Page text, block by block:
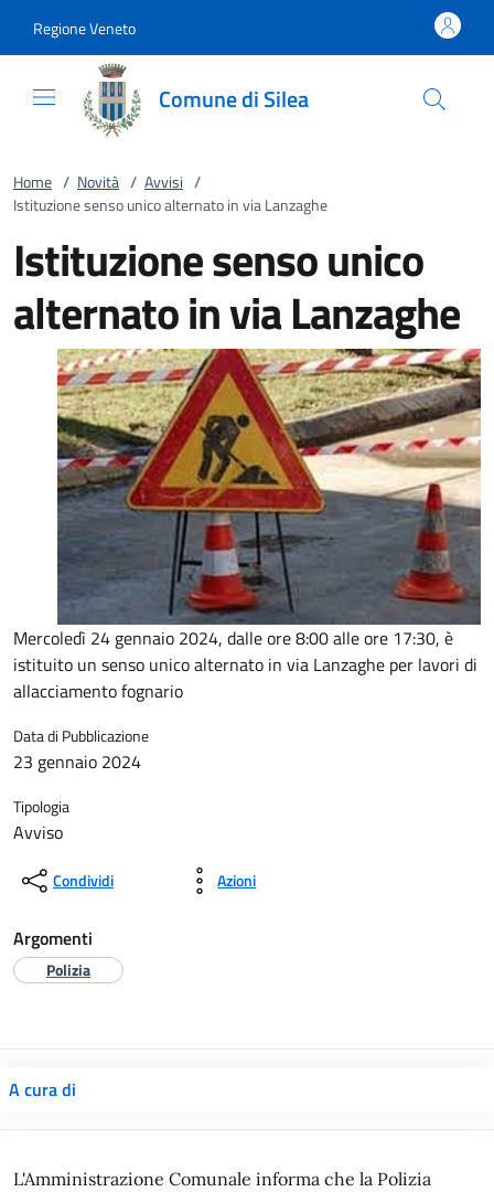
Regione Veneto
Comune di Silea
Home / Novità / Avvisi /
Istituzione senso unico alternato in via Lanzaghe
Istituzione senso unico
alternato in via Lanzaghe
Mercoledì 24 gennaio 2024, dalle ore 8:00 alle ore 17:30, è
istituito un senso unico alternato in via Lanzaghe per lavori di
allacciamento fognario
Data di Pubblicazione
23 gennaio 2024
Tipologia
Avviso
Condividi Azioni
Argomenti
Polizia
A cura di
L'Amministrazione Comunale informa che la Polizia